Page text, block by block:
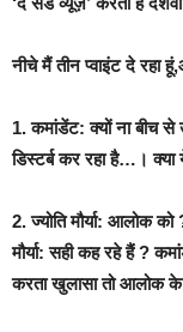
नीचे मैं तीन प्वाइंट दे रहा
1. कमांडेंट: क्यों ना बीच से
डिस्टर्ब कर रहा है…। क्या
2. ज्योति मौर्या: आलोक
मौर्या: सही कह रहे हैं ?
करता खुलासा तो आलोक के